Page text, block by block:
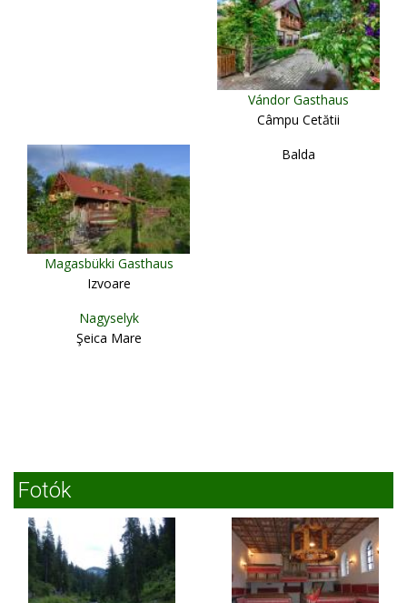
Vándor Gasthaus
Câmpu Cetătii
Magasbükki Gasthaus
Izvoare
Balda
Nagyselyk
Şeica Mare
Fotók